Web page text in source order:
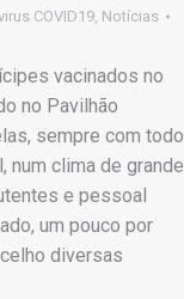
COVID19, Notícias
vacinados no
no Pavilhão
sempre com todo
num clima de grande
e pessoal
um pouco por
diversas